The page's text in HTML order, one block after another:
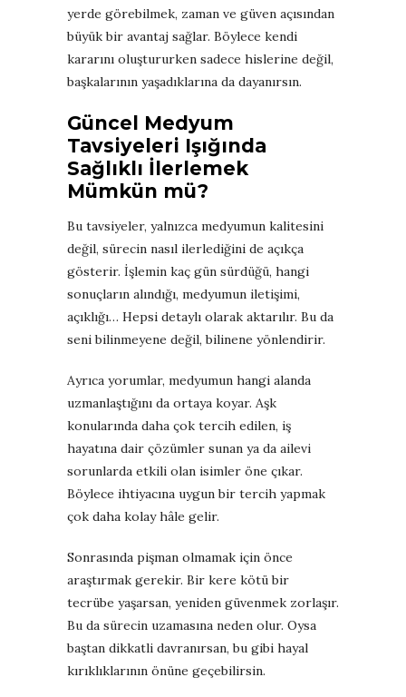
yerde görebilmek, zaman ve güven açısından
büyük bir avantaj sağlar. Böylece kendi
kararını oluştururken sadece hislerine değil,
başkalarının yaşadıklarına da dayanırsın.
Güncel Medyum
Tavsiyeleri Işığında
Sağlıklı İlerlemek
Mümkün mü?
Bu tavsiyeler, yalnızca medyumun kalitesini
değil, sürecin nasıl ilerlediğini de açıkça
gösterir. İşlemin kaç gün sürdüğü, hangi
sonuçların alındığı, medyumun iletişimi,
açıklığı… Hepsi detaylı olarak aktarılır. Bu da
seni bilinmeyene değil, bilinene yönlendirir.
Ayrıca yorumlar, medyumun hangi alanda
uzmanlaştığını da ortaya koyar. Aşk
konularında daha çok tercih edilen, iş
hayatına dair çözümler sunan ya da ailevi
sorunlarda etkili olan isimler öne çıkar.
Böylece ihtiyacına uygun bir tercih yapmak
çok daha kolay hâle gelir.
Sonrasında pişman olmamak için önce
araştırmak gerekir. Bir kere kötü bir
tecrübe yaşarsan, yeniden güvenmek zorlaşır.
Bu da sürecin uzamasına neden olur. Oysa
baştan dikkatli davranırsan, bu gibi hayal
kırıklıklarının önüne geçebilirsin.